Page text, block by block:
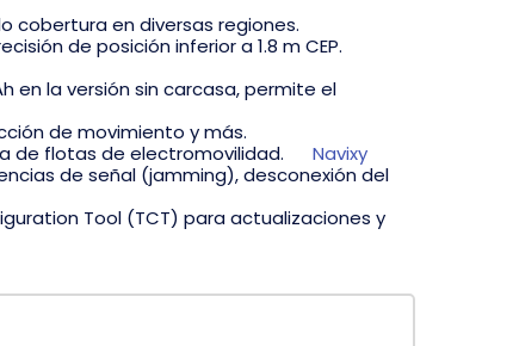
cobertura en diversas regiones.
de posición inferior a 1.8 m CEP.
en la versión sin carcasa, permite el
de movimiento y más.
de flotas de electromovilidad.
Navixy
de señal (jamming), desconexión del
Tool (TCT) para actualizaciones y